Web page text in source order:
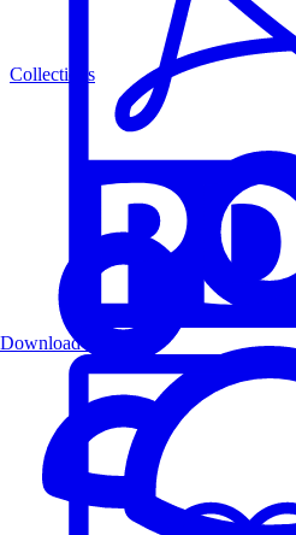
Collections
Download PDF